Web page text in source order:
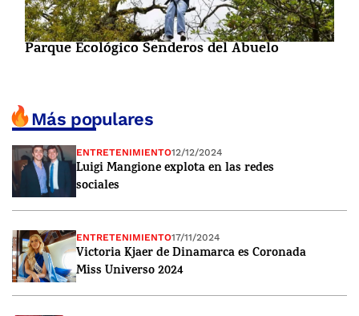
Parque Ecológico Senderos del Abuelo
Más populares
ENTRETENIMIENTO12/12/2024
Luigi Mangione explota en las redes
sociales
ENTRETENIMIENTO17/11/2024
Victoria Kjaer de Dinamarca es Coronada
Miss Universo 2024